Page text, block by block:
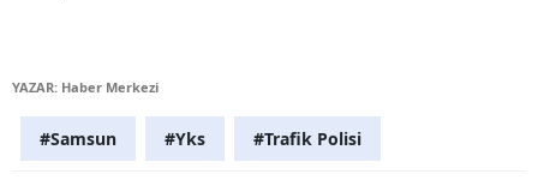
Kars
YAZAR: Haber Merkezi
#Samsun #Yks #Trafik Polisi